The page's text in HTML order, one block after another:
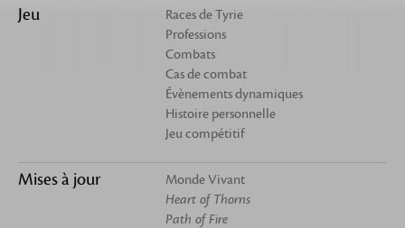
Jeu
Races de Tyrie
Professions
Combats
Cas de combat
Évènements dynamiques
Histoire personnelle
Jeu compétitif
Mises à jour
Monde Vivant
Heart of Thorns
Path of Fire